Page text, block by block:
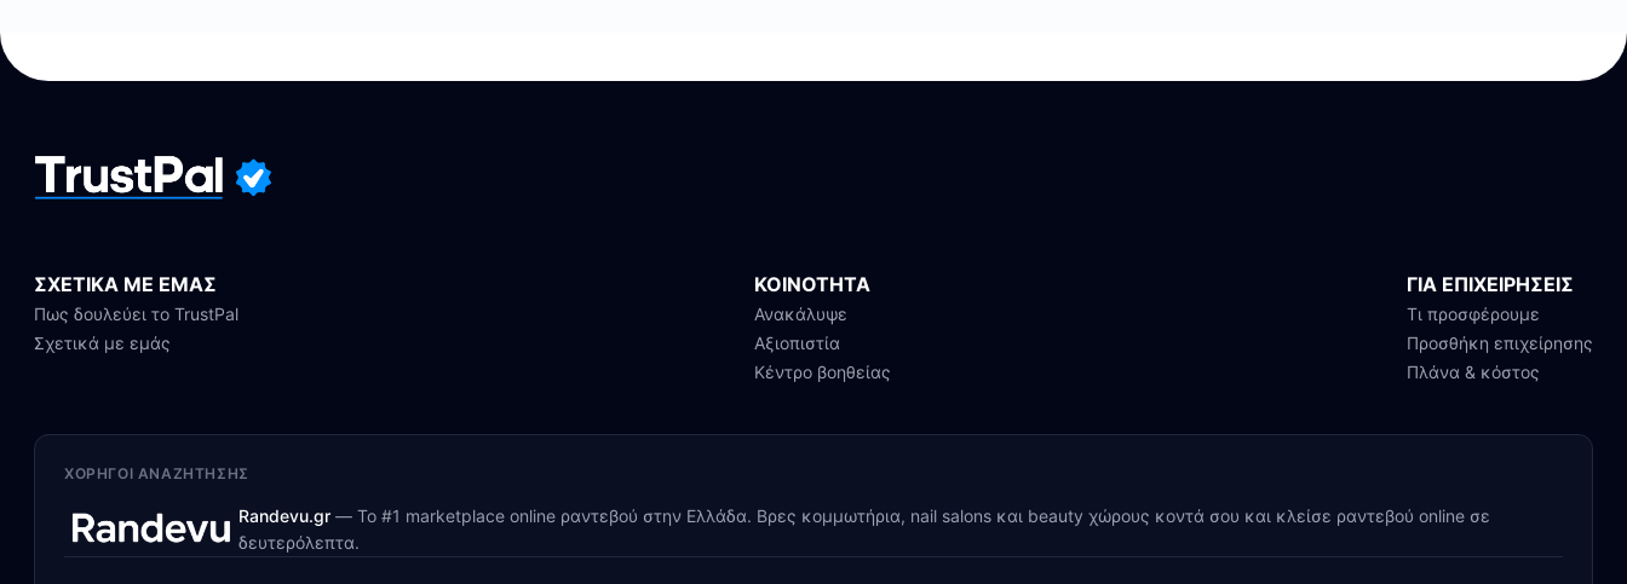
ΣΧΕΤΙΚΑ ΜΕ ΕΜΑΣ
Πως δουλεύει το TrustPal
Σχετικά με εμάς
ΚΟΙΝΟΤΗΤΑ
Ανακάλυψε
Αξιοπιστία
Κέντρο βοηθείας
ΓΙΑ ΕΠΙΧΕΙΡΗΣΕΙΣ
Τι προσφέρουμε
Προσθήκη επιχείρησης
Πλάνα & κόστος
ΧΟΡΗΓΟΊ ΑΝΑΖΉΤΗΣΗΣ
Randevu.gr — Το #1 marketplace online ραντεβού στην Ελλάδα. Βρες κομμωτήρια, nail salons και beauty χώρους κοντά σου και κλείσε ραντεβού online σε
δευτερόλεπτα.